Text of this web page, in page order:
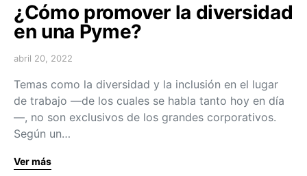
¿Cómo promover la diversidad
en una Pyme?
abril 20, 2022
Temas como la diversidad y la inclusión en el lugar
de trabajo —de los cuales se habla tanto hoy en día
—, no son exclusivos de los grandes corporativos.
Según un…
Ver más